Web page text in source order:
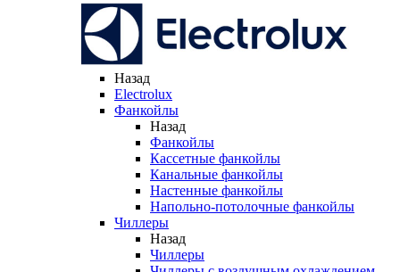
Назад
Electrolux
Фанкойлы
Назад
Фанкойлы
Кассетные фанкойлы
Канальные фанкойлы
Настенные фанкойлы
Напольно-потолочные фанкойлы
Чиллеры
Назад
Чиллеры